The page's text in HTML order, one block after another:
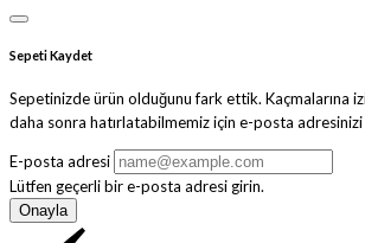
Sepeti Kaydet
Sepetinizde ürün olduğunu fark ettik. Kaçmalarına
daha sonra hatırlatabilmemiz için e-posta
E-posta adresi
Lütfen geçerli bir e-posta adresi girin.
Onayla